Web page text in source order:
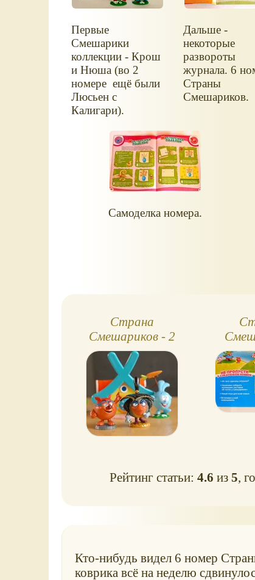
Первые
Смешарики
коллекции - Крош
и Нюша (во 2
номере ещё были
Люсьен с
Калигари).
Дальше -
некоторые
развороты
журнала. 6
Страны
Смешариков.
Самоделка номера.
Страна
Смешариков - 2
Рейтинг статьи:4.6 из5,
Кто-нибудь видел 6 номер
коврика всё на неделю